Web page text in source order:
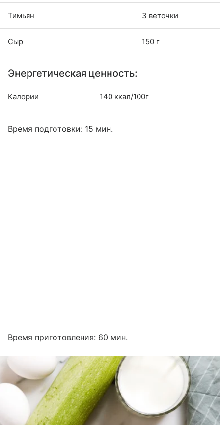
Тимьян 3 веточки
Сыр 150 г
Энергетическая ценность:
Калории 140 ккал/100г
Время подготовки: 15 мин.
Время приготовления: 60 мин.